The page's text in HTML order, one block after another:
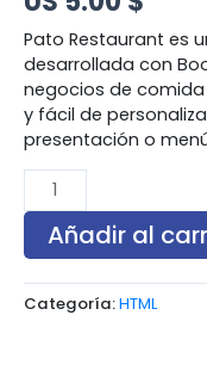
Pato Restaurant es
desarrollada con
negocios de comida
y fácil de
presentación o
Añadir al
Categoría:HTML